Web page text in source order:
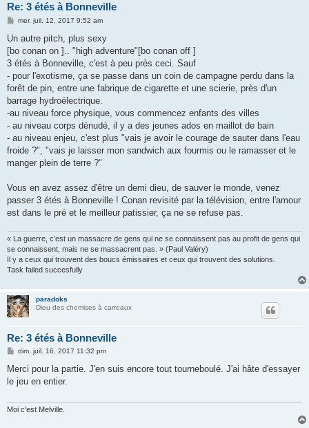
Re: 3 étés à Bonneville
M
s
a
g
mer. juil. 12, 2017 9:52 am
Un autre pitch, plus sexy
[bo conan on ].. "high adventure"[bo conan off ]
3 étés à Bonneville, c'est à peu près ceci. Sauf
- pour l'exotisme, ça se passe dans un coin de campagne perdu dans la
forêt de pin, entre une fabrique de cigarette et une scierie, près d'un
barrage hydroélectrique.
-au niveau force physique, vous commencez enfants des villes
- au niveau corps dénudé, il y a des jeunes ados en maillot de bain
- au niveau enjeu, c'est plus "vais je avoir le courage de sauter dans l'eau
froide ?", "vais je laisser mon sandwich aux fourmis ou le ramasser et le
manger plein de terre ?"
Vous en avez assez d'être un demi dieu, de sauver le monde, venez
passer 3 étés à Bonneville ! Conan revisité par la télévision, entre l'amour
est dans le pré et le meilleur patissier, ça ne se refuse pas.
« La guerre, c’est un massacre de gens qui ne se connaissent pas au profit de gens qui
se connaissent, mais ne se massacrent pas. » (Paul Valéry)
Il y a ceux qui trouvent des boucs émissaires et ceux qui trouvent des solutions.
Task failed succesfully
paradoks
Dieu des chemises à carreaux
Re: 3 étés à Bonneville
M
s
a
dim. juil. 16, 2017 11:32 pm
Merci pour la partie. J'en suis encore tout tourneboulé. J'ai hâte d'essayer
le jeu en entier.
Moi c'est Melville.